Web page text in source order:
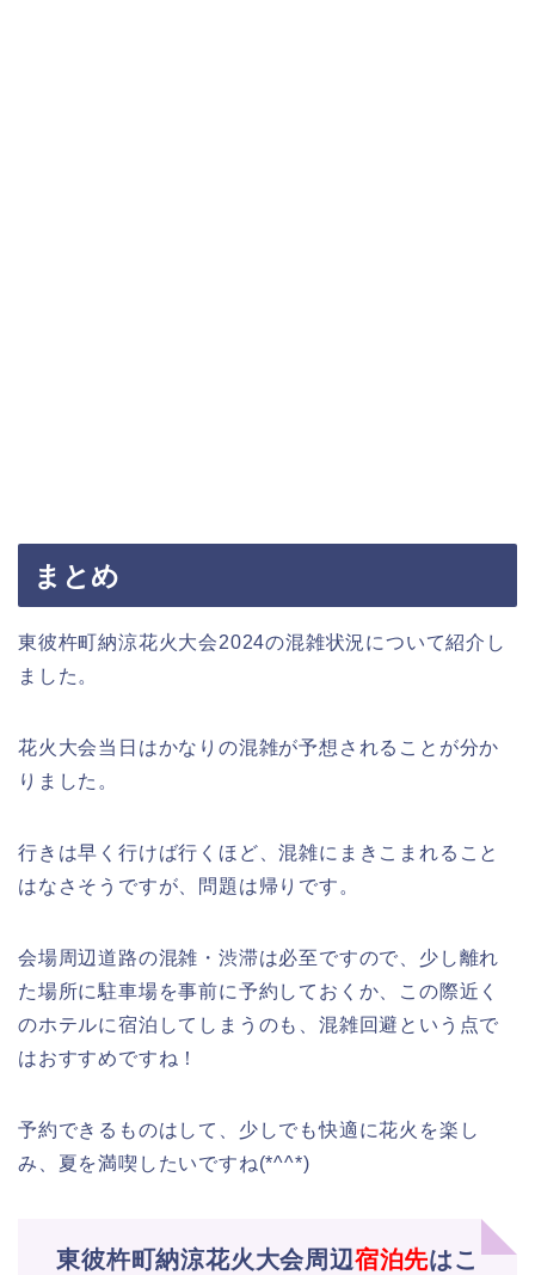
まとめ
東彼杵町納涼花火大会2024の混雑状況について紹介し
ました。
花火大会当日はかなりの混雑が予想されることが分か
りました。
行きは早く行けば行くほど、混雑にまきこまれること
はなさそうですが、問題は帰りです。
会場周辺道路の混雑・渋滞は必至ですので、少し離れ
た場所に駐車場を事前に予約しておくか、この際近く
のホテルに宿泊してしまうのも、混雑回避という点で
はおすすめですね！
予約できるものはして、少しでも快適に花火を楽し
み、夏を満喫したいですね(*^^*)
東彼杵町納涼花火大会周辺宿泊先はこ